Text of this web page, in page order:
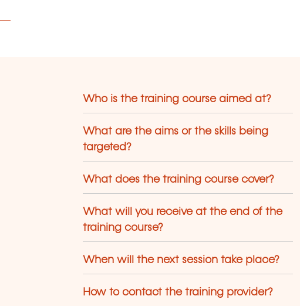
Who is the training course aimed at?
What are the aims or the skills being
targeted?
What does the training course cover?
What will you receive at the end of the
training course?
When will the next session take place?
How to contact the training provider?